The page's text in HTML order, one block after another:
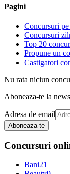
Pagini
Concursuri
Concursuri
Top 20
Propune un
Castigatori
Nu rata niciun
Aboneaza-te la
Adresa de email
Aboneaza-te
Concursuri
Bani21